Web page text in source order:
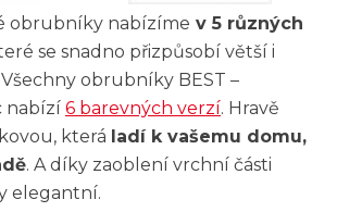
obrubníky nabízíme v 5 různých
se snadno přizpůsobí větší i
obrubníky BEST –
nabízí 6 barevných verzí. Hravě
která ladí k vašemu domu,
. A díky zaoblení vrchní části
elegantní.